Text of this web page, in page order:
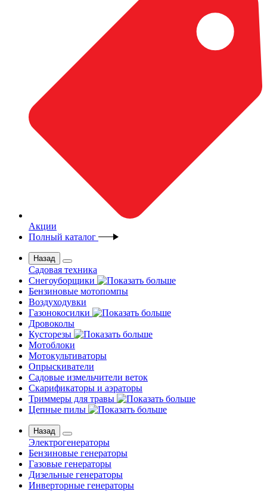
Акции
Полный каталог
Назад
Садовая техника
Снегоуборщики
Бензиновые мотопомпы
Воздуходувки
Газонокосилки
Дровоколы
Кусторезы
Мотоблоки
Мотокультиваторы
Опрыскиватели
Садовые измельчители веток
Скарификаторы и аэраторы
Триммеры для травы
Цепные пилы
Назад
Электрогенераторы
Бензиновые генераторы
Газовые генераторы
Дизельные генераторы
Инверторные генераторы